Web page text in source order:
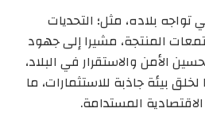
تواجه بلاده، مثل؛ التحديات
المنتجة، مشيرا إلى جهود
الأمن والاستقرار في البلاد،
بيئة جاذبة للاستثمارات، ما
المستدامة.